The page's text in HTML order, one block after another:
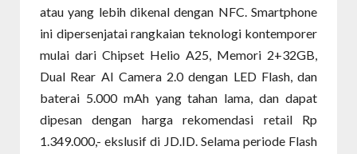
atau yang lebih dikenal dengan NFC. Smartphone
ini dipersenjatai rangkaian teknologi kontemporer
mulai dari Chipset Helio A25, Memori 2+32GB,
Dual Rear AI Camera 2.0 dengan LED Flash, dan
baterai 5.000 mAh yang tahan lama, dan dapat
dipesan dengan harga rekomendasi retail Rp
1.349.000,- ekslusif di JD.ID. Selama periode Flash